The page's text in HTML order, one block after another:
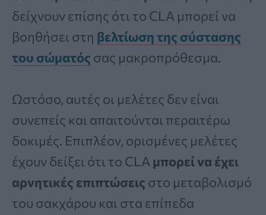
δείχνουν επίσης ότι το CLA μπορεί να
βοηθήσει στη βελτίωση της σύστασης
του σώματός σας μακροπρόθεσμα.
Ωστόσο, αυτές οι μελέτες δεν είναι
συνεπείς και απαιτούνται περαιτέρω
δοκιμές. Επιπλέον, ορισμένες μελέτες
έχουν δείξει ότι το CLA μπορεί να έχει
αρνητικές επιπτώσεις στο μεταβολισμό
του σακχάρου και στα επίπεδα